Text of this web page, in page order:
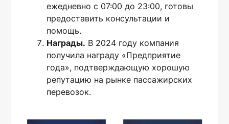
ежедневно с 07:00 до 23:00, готовы
предоставить консультации и
помощь.
Награды. В 2024 году компания
получила награду «Предприятие
года», подтверждающую хорошую
репутацию на рынке пассажирских
перевозок.